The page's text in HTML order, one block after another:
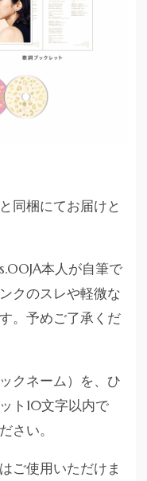
同梱にてお届けと
本人が自筆で
クのスレや軽微な
。予めご了承くだ
クネーム）を、ひ
ト10文字以内で
さい。
ご使用いただけま